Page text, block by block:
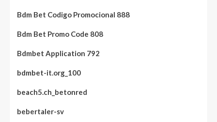
Bdm Bet Codigo Promocional 888
Bdm Bet Promo Code 808
Bdmbet Application 792
bdmbet-it.org_100
beach5.ch_betonred
bebertaler-sv